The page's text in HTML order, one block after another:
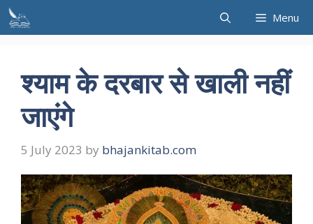
Skip
to
Menu
श्याम के दरबार से खाली नहीं
जाएंगे
5 July 2023 by bhajankitab.com